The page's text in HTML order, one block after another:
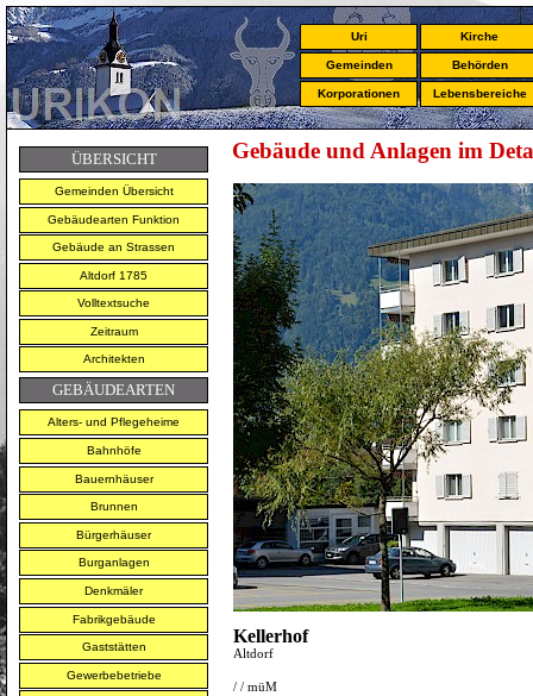
Uri Kirche
Gemeinden Behörden
Korporationen Lebensbereiche
ÜBERSICHT
Gemeinden Übersicht
Gebäudearten Funktion
Gebäude an Strassen
Altdorf 1785
Volltextsuche
Zeitraum
Architekten
GEBÄUDEARTEN
Alters- und Pflegeheime
Bahnhöfe
Bauernhäuser
Brunnen
Bürgerhäuser
Burganlagen
Denkmäler
Fabrikgebäude
Gaststätten
Gewerbebetriebe
Gebäude und Anlagen im
Kellerhof
Altdorf
/ / müM